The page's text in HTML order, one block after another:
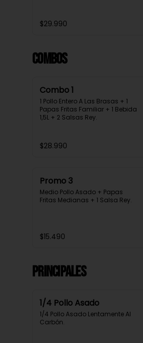
$29.990
Combos
Combo 1
1 Pollo Entero A Las Brasas + 1
Papas Fritas Familiar + 1 Bebida
1,5L + 2 Salsas Rey.
$28.990
Promo 3
Medio Pollo Asado + Papas
Fritas Medianas + 1 Salsa Rey.
$15.490
Principales
1/4 Pollo Asado
1/4 Pollo Asado Lentamente Al
Carbón.